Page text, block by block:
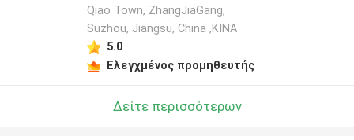
Qiao Town, ZhangJiaGang,
Suzhou, Jiangsu, China ,ΚΙΝΑ
5.0
Ελεγχμένος προμηθευτής
Δείτε περισσότερων